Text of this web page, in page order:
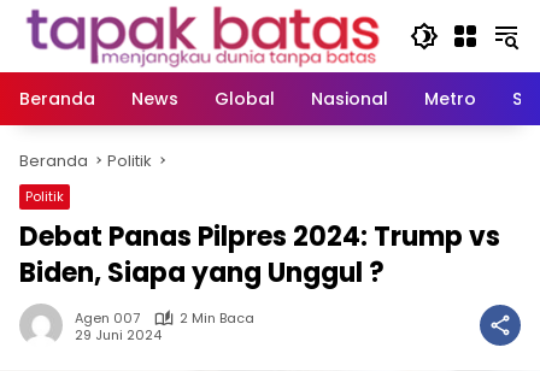
Langsung
Beranda
News Global Nasional Metro
Beranda Politik
Politik
Debat Panas Pilpres 2024: Trump vs
Biden, Siapa yang Unggul ?
Agen 007
2 Min Baca
29 Juni 2024